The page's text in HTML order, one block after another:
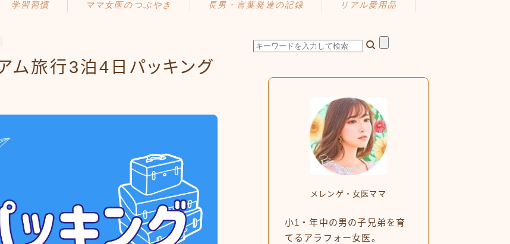
学習習慣 ママ女医のつぶやき 長男・言葉発達の記録 リアル愛用品
ム旅行3泊4日パッキング
メレンゲ・女医ママ
小1・年中の男の子兄弟を育
てるアラフォー女医。